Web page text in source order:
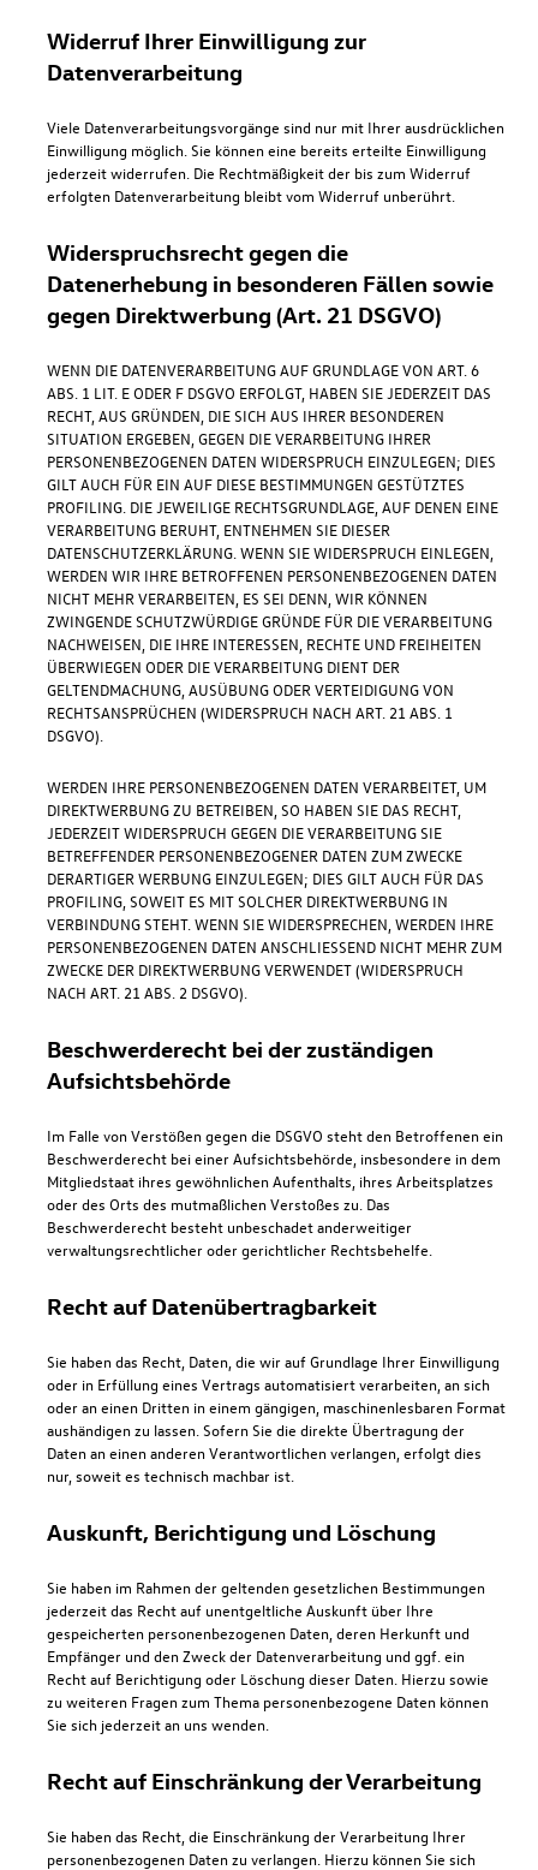
Widerruf Ihrer Einwilligung zur
Datenverarbeitung
Viele Datenverarbeitungsvorgänge sind nur mit Ihrer ausdrücklichen
Einwilligung möglich. Sie können eine bereits erteilte Einwilligung
jederzeit widerrufen. Die Rechtmäßigkeit der bis zum Widerruf
erfolgten Datenverarbeitung bleibt vom Widerruf unberührt.
Widerspruchsrecht gegen die
Datenerhebung in besonderen Fällen sowie
gegen Direktwerbung (Art. 21 DSGVO)
WENN DIE DATENVERARBEITUNG AUF GRUNDLAGE VON ART. 6
ABS. 1 LIT. E ODER F DSGVO ERFOLGT, HABEN SIE JEDERZEIT DAS
RECHT, AUS GRÜNDEN, DIE SICH AUS IHRER BESONDEREN
SITUATION ERGEBEN, GEGEN DIE VERARBEITUNG IHRER
PERSONENBEZOGENEN DATEN WIDERSPRUCH EINZULEGEN; DIES
GILT AUCH FÜR EIN AUF DIESE BESTIMMUNGEN GESTÜTZTES
PROFILING. DIE JEWEILIGE RECHTSGRUNDLAGE, AUF DENEN EINE
VERARBEITUNG BERUHT, ENTNEHMEN SIE DIESER
DATENSCHUTZERKLÄRUNG. WENN SIE WIDERSPRUCH EINLEGEN,
WERDEN WIR IHRE BETROFFENEN PERSONENBEZOGENEN DATEN
NICHT MEHR VERARBEITEN, ES SEI DENN, WIR KÖNNEN
ZWINGENDE SCHUTZWÜRDIGE GRÜNDE FÜR DIE VERARBEITUNG
NACHWEISEN, DIE IHRE INTERESSEN, RECHTE UND FREIHEITEN
ÜBERWIEGEN ODER DIE VERARBEITUNG DIENT DER
GELTENDMACHUNG, AUSÜBUNG ODER VERTEIDIGUNG VON
RECHTSANSPRÜCHEN (WIDERSPRUCH NACH ART. 21 ABS. 1
DSGVO).
WERDEN IHRE PERSONENBEZOGENEN DATEN VERARBEITET, UM
DIREKTWERBUNG ZU BETREIBEN, SO HABEN SIE DAS RECHT,
JEDERZEIT WIDERSPRUCH GEGEN DIE VERARBEITUNG SIE
BETREFFENDER PERSONENBEZOGENER DATEN ZUM ZWECKE
DERARTIGER WERBUNG EINZULEGEN; DIES GILT AUCH FÜR DAS
PROFILING, SOWEIT ES MIT SOLCHER DIREKTWERBUNG IN
VERBINDUNG STEHT. WENN SIE WIDERSPRECHEN, WERDEN IHRE
PERSONENBEZOGENEN DATEN ANSCHLIESSEND NICHT MEHR ZUM
ZWECKE DER DIREKTWERBUNG VERWENDET (WIDERSPRUCH
NACH ART. 21 ABS. 2 DSGVO).
Beschwerde­recht bei der zuständigen
Aufsichts­behörde
Im Falle von Verstößen gegen die DSGVO steht den Betroffenen ein
Beschwerderecht bei einer Aufsichtsbehörde, insbesondere in dem
Mitgliedstaat ihres gewöhnlichen Aufenthalts, ihres Arbeitsplatzes
oder des Orts des mutmaßlichen Verstoßes zu. Das
Beschwerderecht besteht unbeschadet anderweitiger
verwaltungsrechtlicher oder gerichtlicher Rechtsbehelfe.
Recht auf Daten­übertrag­barkeit
Sie haben das Recht, Daten, die wir auf Grundlage Ihrer Einwilligung
oder in Erfüllung eines Vertrags automatisiert verarbeiten, an sich
oder an einen Dritten in einem gängigen, maschinenlesbaren Format
aushändigen zu lassen. Sofern Sie die direkte Übertragung der
Daten an einen anderen Verantwortlichen verlangen, erfolgt dies
nur, soweit es technisch machbar ist.
Auskunft, Berichtigung und Löschung
Sie haben im Rahmen der geltenden gesetzlichen Bestimmungen
jederzeit das Recht auf unentgeltliche Auskunft über Ihre
gespeicherten personenbezogenen Daten, deren Herkunft und
Empfänger und den Zweck der Datenverarbeitung und ggf. ein
Recht auf Berichtigung oder Löschung dieser Daten. Hierzu sowie
zu weiteren Fragen zum Thema personenbezogene Daten können
Sie sich jederzeit an uns wenden.
Recht auf Einschränkung der Verarbeitung
Sie haben das Recht, die Einschränkung der Verarbeitung Ihrer
personenbezogenen Daten zu verlangen. Hierzu können Sie sich